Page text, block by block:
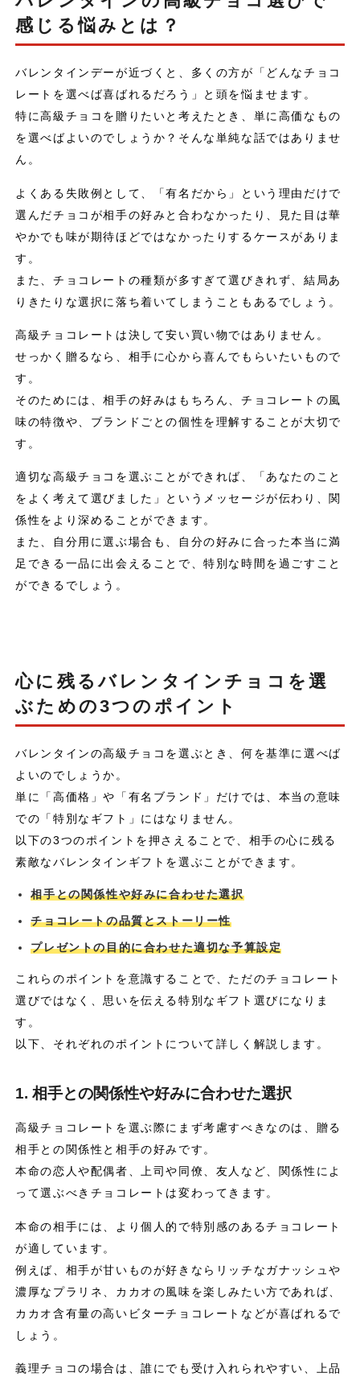
感じる悩みとは？
バレンタインデーが近づくと、多くの方が「どんなチョコ
レートを選べば喜ばれるだろう」と頭を悩ませます。
特に高級チョコを贈りたいと考えたとき、単に高価なもの
を選べばよいのでしょうか？そんな単純な話ではありませ
ん。
よくある失敗例として、「有名だから」という理由だけで
選んだチョコが相手の好みと合わなかったり、見た目は華
やかでも味が期待ほどではなかったりするケースがありま
す。
また、チョコレートの種類が多すぎて選びきれず、結局あ
りきたりな選択に落ち着いてしまうこともあるでしょう。
高級チョコレートは決して安い買い物ではありません。
せっかく贈るなら、相手に心から喜んでもらいたいもので
す。
そのためには、相手の好みはもちろん、チョコレートの風
味の特徴や、ブランドごとの個性を理解することが大切で
す。
適切な高級チョコを選ぶことができれば、「あなたのこと
をよく考えて選びました」というメッセージが伝わり、関
係性をより深めることができます。
また、自分用に選ぶ場合も、自分の好みに合った本当に満
足できる一品に出会えることで、特別な時間を過ごすこと
ができるでしょう。
心に残るバレンタインチョコを選
ぶための3つのポイント
バレンタインの高級チョコを選ぶとき、何を基準に選べば
よいのでしょうか。
単に「高価格」や「有名ブランド」だけでは、本当の意味
での「特別なギフト」にはなりません。
以下の3つのポイントを押さえることで、相手の心に残る
素敵なバレンタインギフトを選ぶことができます。
相手との関係性や好みに合わせた選択
チョコレートの品質とストーリー性
プレゼントの目的に合わせた適切な予算設定
これらのポイントを意識することで、ただのチョコレート
選びではなく、思いを伝える特別なギフト選びになりま
す。
以下、それぞれのポイントについて詳しく解説します。
1. 相手との関係性や好みに合わせた選択
高級チョコレートを選ぶ際にまず考慮すべきなのは、贈る
相手との関係性と相手の好みです。
本命の恋人や配偶者、上司や同僚、友人など、関係性によ
って選ぶべきチョコレートは変わってきます。
本命の相手には、より個人的で特別感のあるチョコレート
が適しています。
例えば、相手が甘いものが好きならリッチなガナッシュや
濃厚なプラリネ、カカオの風味を楽しみたい方であれば、
カカオ含有量の高いビターチョコレートなどが喜ばれるで
しょう。
義理チョコの場合は、誰にでも受け入れられやすい、上品